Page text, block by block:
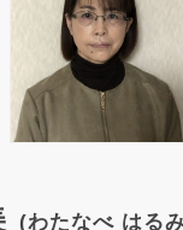
(わたなべ はる